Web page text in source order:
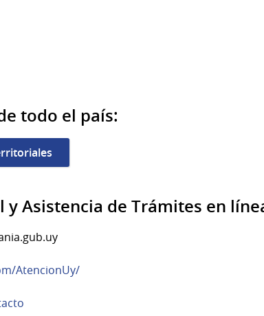
todo el país:
Asistencia de Trámites en
AtencionUy/